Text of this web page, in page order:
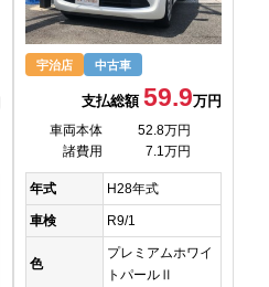
宇治店 中古車
支払総額59.9万円
車両本体
52.8万円
諸費用
7.1万円
年式 H28年式
車検 R9/1
色
プレミアムホワイ
トパールⅡ